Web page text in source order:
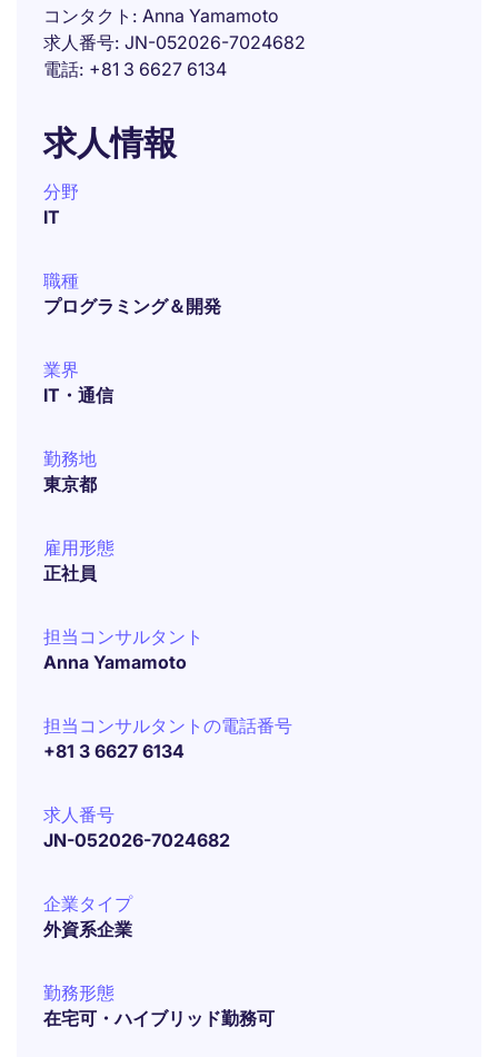
コンタクト
Anna Yamamoto
求人番号 JN-052026-7024682
電話 +81 3 6627 6134
求人情報
分野
IT
職種
プログラミング＆開発
業界
IT・通信
勤務地
東京都
雇用形態
正社員
担当コンサルタント
Anna Yamamoto
担当コンサルタントの電話番号
+81 3 6627 6134
求人番号
JN-052026-7024682
企業タイプ
外資系企業
勤務形態
在宅可・ハイブリッド勤務可